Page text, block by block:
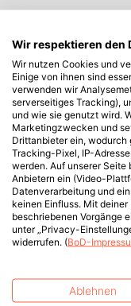
Wir respektieren den
Wir nutzen Cookies und
Einige von ihnen sind
verwenden wir
serverseitiges Tracking),
und wie sie genutzt wird.
Marketingzwecken und
Drittanbieter ein, wodurch
Tracking-Pixel, IP-
werden. Auf unserer
Anbietern ein (Video-
Datenverarbeitung und
keinen Einfluss. Mit
beschriebenen Vorgänge
unter „Privacy-
widerrufen. (BoD-
Ablehnen